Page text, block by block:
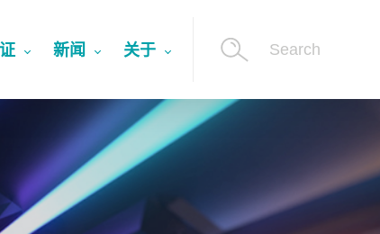
新闻 关于 Search